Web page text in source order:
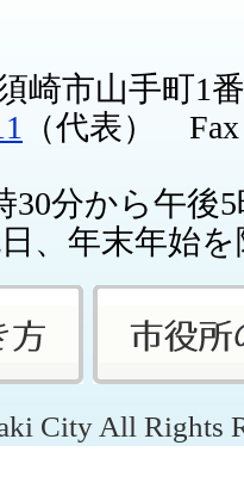
崎市山手町1
（代表） Fax
30分から午後
、年末年始
City All Rights